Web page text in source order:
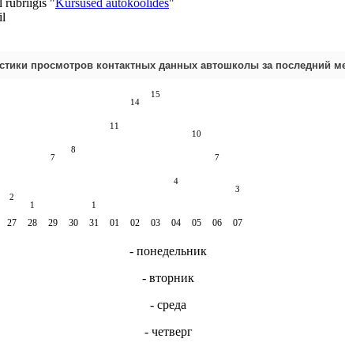
rubriigis "Kursused autokoolides"
просмотров контактных данных автошколы за последний
2
27
1
28
7
29
8
30
1
31
11
01
14
02
15
03
4
04
10
05
7
06
3
07
- понедельник
- вторник
- среда
- четверг